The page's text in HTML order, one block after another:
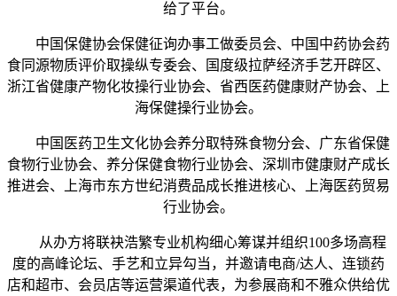
给了平台。
中国保健协会保健征询办事工做委员会、中国中药协会药
食同源物质评价取操纵专委会、国度级拉萨经济手艺开辟区、
浙江省健康产物化妆操行业协会、省西医药健康财产协会、上
海保健操行业协会。
中国医药卫生文化协会养分取特殊食物分会、广东省保健
食物行业协会、养分保健食物行业协会、深圳市健康财产成长
推进会、上海市东方世纪消费品成长推进核心、上海医药贸易
行业协会。
从办方将联袂浩繁专业机构细心筹谋并组织100多场高程
度的高峰论坛、手艺和立异勾当，并邀请电商/达人、连锁药
店和超市、会员店等运营渠道代表，为参展商和不雅众供给优